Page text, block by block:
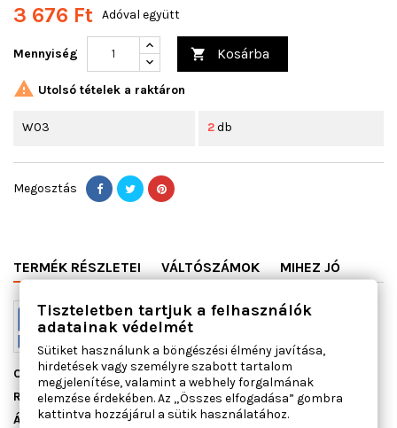
3 676 Ft Adóval együtt
Mennyiség  Kosárba
 Utolsó tételek a raktáron
W03 2db
Megosztás
TERMÉK RÉSZLETEI VÁLTÓSZÁMOK MIHEZ JÓ
Cikkszám13084800
Raktáron2 db
Állapot Új
Tiszteletben tartjuk a felhasználók
adatainak védelmét
Sütiket használunk a böngészési élmény javítása,
hirdetések vagy személyre szabott tartalom
megjelenítése, valamint a webhely forgalmának
elemzése érdekében. Az „Összes elfogadása” gombra
kattintva hozzájárul a sütik használatához.